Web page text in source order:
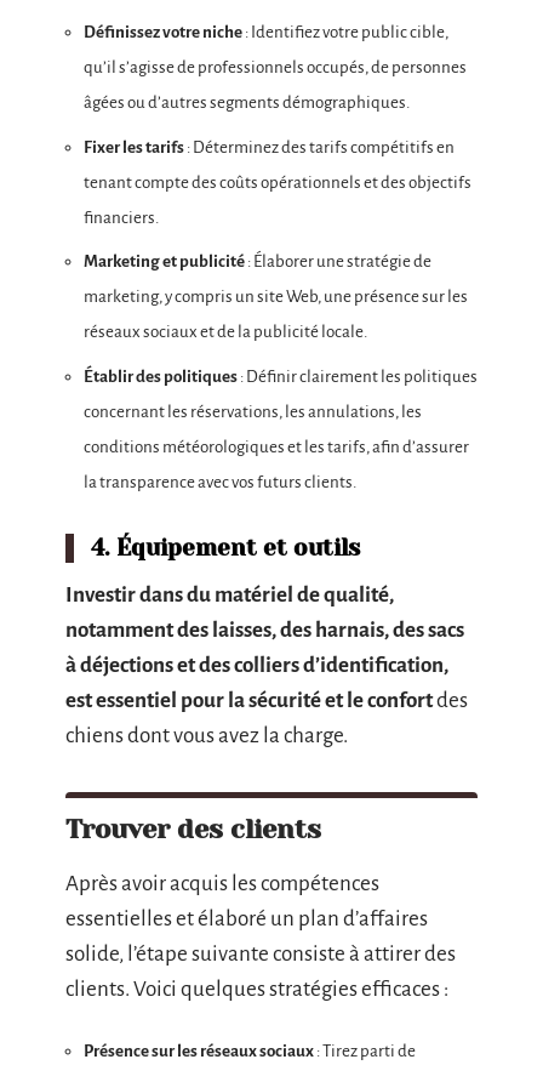
Définissez votre niche : Identifiez votre public cible,
qu’il s’agisse de professionnels occupés, de personnes
âgées ou d’autres segments démographiques.
Fixer les tarifs : Déterminez des tarifs compétitifs en
tenant compte des coûts opérationnels et des objectifs
financiers.
Marketing et publicité : Élaborer une stratégie de
marketing, y compris un site Web, une présence sur les
réseaux sociaux et de la publicité locale.
Établir des politiques : Définir clairement les politiques
concernant les réservations, les annulations, les
conditions météorologiques et les tarifs, afin d’assurer
la transparence avec vos futurs clients.
4. Équipement et outils
Investir dans du matériel de qualité,
notamment des laisses, des harnais, des sacs
à déjections et des colliers d’identification,
est essentiel pour la sécurité et le confortdes
chiens dont vous avez la charge.
Trouver des clients
Après avoir acquis les compétences
essentielles et élaboré un plan d’affaires
solide, l’étape suivante consiste à attirer des
clients. Voici quelques stratégies efficaces :
Présence sur les réseaux sociaux : Tirez parti de